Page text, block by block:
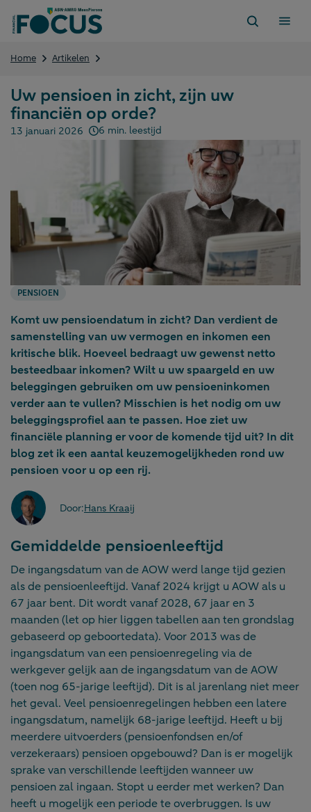
naar
Home Artikelen
zicht,
zijn
uw
financiën
Uw pensioen in zicht, zijn uw
financiën op orde?
Gepubliceerd op:
13 januari 2026 6 min. leestijd
PENSIOEN
Komt uw pensioendatum in zicht? Dan verdient de
samenstelling van uw vermogen en inkomen een
kritische blik. Hoeveel bedraagt uw gewenst netto
besteedbaar inkomen? Wilt u uw spaargeld en uw
beleggingen gebruiken om uw pensioeninkomen
verder aan te vullen? Misschien is het nodig om uw
beleggingsprofiel aan te passen. Hoe ziet uw
financiële planning er voor de komende tijd uit? In dit
blog zet ik een aantal keuzemogelijkheden rond uw
pensioen voor u op een rij.
Door:Hans Kraaij
Gemiddelde pensioenleeftijd
De ingangsdatum van de AOW werd lange tijd gezien
als de pensioenleeftijd. Vanaf 2024 krijgt u AOW als u
67 jaar bent. Dit wordt vanaf 2028, 67 jaar en 3
maanden (let op hier liggen tabellen aan ten grondslag
gebaseerd op geboortedata). Voor 2013 was de
ingangsdatum van een pensioenregeling via de
werkgever gelijk aan de ingangsdatum van de AOW
(toen nog 65-jarige leeftijd). Dit is al jarenlang niet meer
het geval. Veel pensioenregelingen hebben een latere
ingangsdatum, namelijk 68-jarige leeftijd. Heeft u bij
meerdere uitvoerders (pensioenfondsen en/of
verzekeraars) pensioen opgebouwd? Dan is er mogelijk
sprake van verschillende leeftijden wanneer uw
pensioen zal ingaan. Stopt u eerder met werken? Dan
heeft u mogelijk een periode te overbruggen. Is uw